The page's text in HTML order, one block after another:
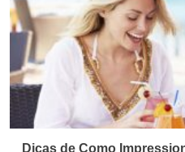
Dicas de Como